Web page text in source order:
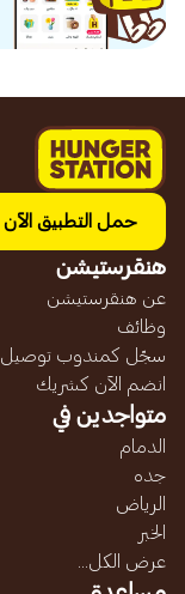
حمل التطبيق الآن
هنقرستيشن
عن هنقرستيشن
وظائف
سجّل كمندوب توصيل
انضم الآن كشريك
متواجدين في
الدمام
جده
الرياض
الخبر
عرض الكل...